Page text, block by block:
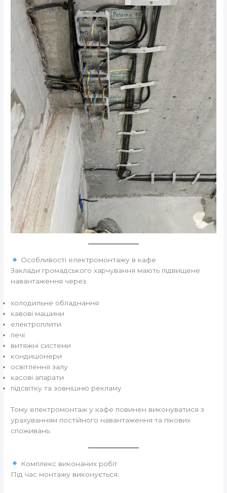
Особливості електромонтажу в кафе
Заклади громадського харчування мають підвищене
навантаження через:
холодильне обладнання
кавові машини
електроплити
печі
витяжні системи
кондиціонери
освітлення залу
касові апарати
підсвітку та зовнішню рекламу
Тому електромонтаж у кафе повинен виконуватися з
урахуванням постійного навантаження та пікових
споживань.
Комплекс виконаних робіт
Під час монтажу виконується: